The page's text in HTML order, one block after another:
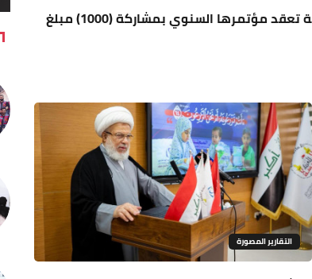
بالفيديو: استعدادا لشهر محرم الحرام.. العتبة الحسينية تعقد مؤتمرها السنوي بمشاركة (1000) مبلغ
التقارير المصورة